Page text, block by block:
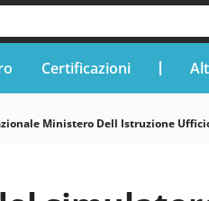
Certificazioni
Ministero Dell Istruzione